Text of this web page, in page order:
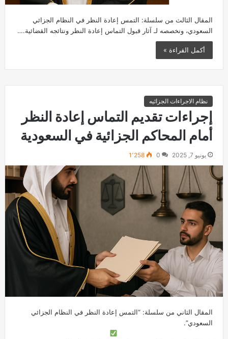
المقال الثالث من سلسلة: التمس إعادة النظر في النظام الجزائي
السعودي، ونخصصه لـ آثار قبول التماس إعادة النظر ونتائجه القضائية.…
أكمل القراءة »
نظام الاجراءات الجزائيه
إجراءات تقديم التماس إعادة النظر
أمام المحاكم الجزائية في السعودية
يونيو 7, 2025 0 1٬258
المقال الثاني من سلسلة: “التمس إعادة النظر في النظام الجزائي
السعودي”.